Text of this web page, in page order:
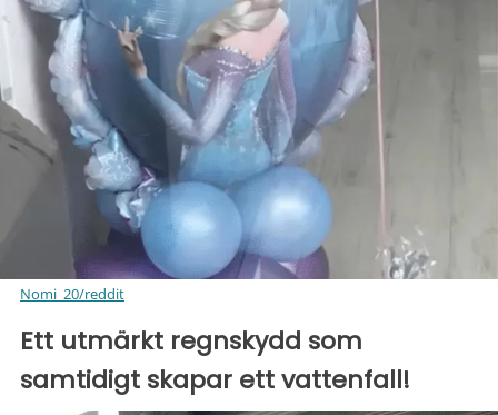
Nomi_20/reddit
Ett utmärkt regnskydd som
samtidigt skapar ett vattenfall!